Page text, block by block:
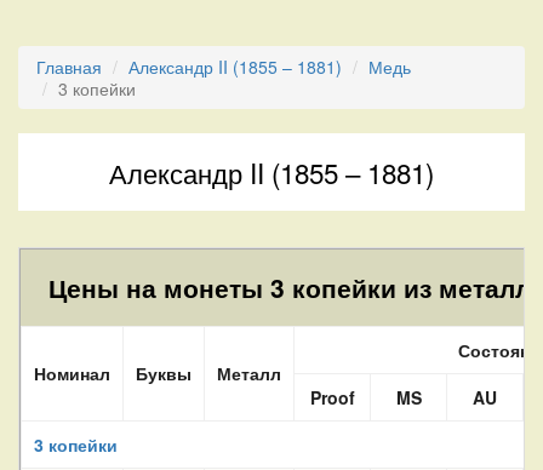
Главная Александр II (1855 – 1881)
Медь
3 копейки
Александр II (1855 – 1881)
Цены на монеты 3 копейки из
Номинал Буквы Металл
Proof
MS
AU
3 копейки